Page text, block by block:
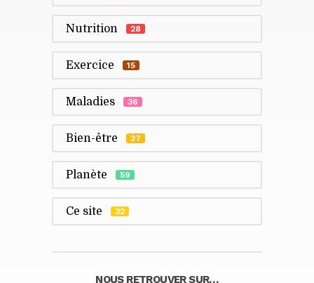
Nutrition 28
Exercice 15
Maladies 36
Bien-être 27
Planète 59
Ce site 32
NOUS RETROUVER SUR…